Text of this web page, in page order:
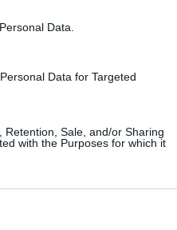
Data.
Data for Targeted
Sale, and/or Sharing
with the Purposes for which it